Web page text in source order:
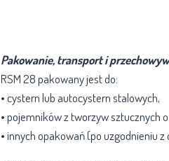
Pakowanie, transport i
RSM 28 pakowany jest do:
• cystern lub autocystern stalowych,
• pojemników z tworzyw sztucznych
• innych opakowań (po uzgodnieniu z